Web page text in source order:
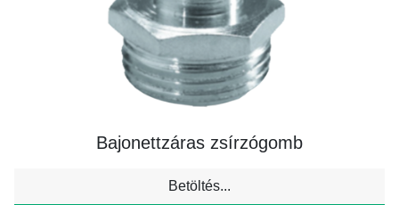
Bajonettzáras zsírzógomb
Betöltés...